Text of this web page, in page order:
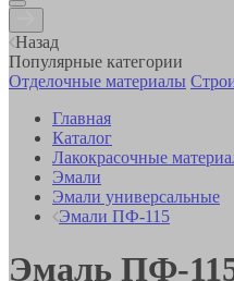
Назад
Популярные категории
Отделочные материалы
Главная
Каталог
Лакокрасочные
Эмали
Эмали универсальные
Эмали ПФ-115
Эмаль ПФ-